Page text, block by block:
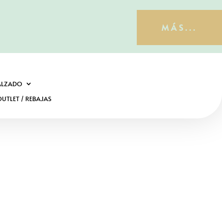
MÁS...
/ REBAJAS